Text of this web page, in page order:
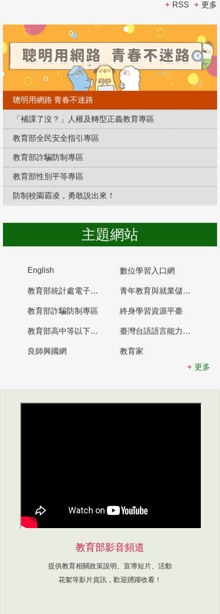
RSS 更多
聰明用網路 青春不迷路
「補課了沒？」人權及轉型正義教育專區
教育部全民安全指引專區
教育部詐騙防制專區
教育部性別平等專區
防制校園霸凌，勇敢說出來！
主題網站
English 數位學習入口網
教育部統計處電子書櫃 青年教育與就業儲蓄帳戶
教育部詐騙防制專區 終身學習資源平臺
教育部高中等以下學校及幼兒園教師資格檢定考試 臺灣台語語言能力認證網站
良師興國網
教育家
更多
教育部影音頻道
提供教育相關政策說明、宣導短片、活動
花絮等影片資訊，歡迎踴躍收看！